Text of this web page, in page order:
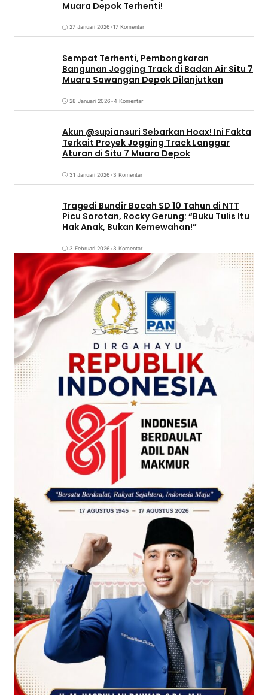
Muara Depok Terhenti!
27 Januari 2026•17 Komentar
Sempat Terhenti, Pembongkaran
Bangunan Jogging Track di Badan Air Situ 7
Muara Sawangan Depok Dilanjutkan
28 Januari 2026•4 Komentar
Akun @supiansuri Sebarkan Hoax! Ini Fakta
Terkait Proyek Jogging Track Langgar
Aturan di Situ 7 Muara Depok
31 Januari 2026•3 Komentar
Tragedi Bundir Bocah SD 10 Tahun di NTT
Picu Sorotan, Rocky Gerung: “Buku Tulis Itu
Hak Anak, Bukan Kemewahan!”
3 Februari 2026•3 Komentar